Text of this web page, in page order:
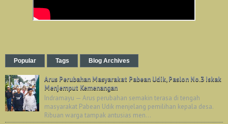
Popular Tags Blog Archives
Arus Perubahan Masyarakat Pabean Udik, Paslon No.3 Iskak
Menjemput Kemenangan
Indramayu — Arus perubahan semakin terasa di tengah
masyarakat Pabean Udik menjelang pemilihan kepala desa.
Ribuan warga tampak antusias men...